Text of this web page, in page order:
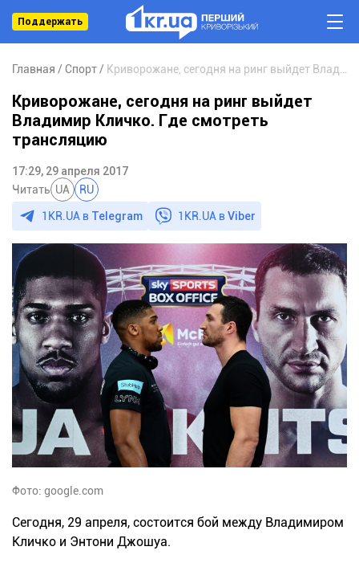
Поддержать
Главная Спорт
Криворожане, сегодня на ринг выйдет
Владимир Кличко. Где смотреть
трансляцию
17:29, 29 апреля 2017
Читать UA RU
1KR.UA в Telegram 1KR.UA вViber
Фото: google.com
Сегодня, 29 апреля, состоится бой между Владимиром
Кличко и Энтони Джошуа.